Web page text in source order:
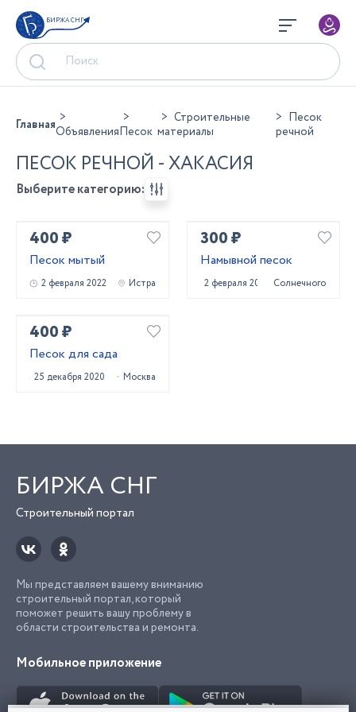
БИРЖА СНГ
ГлавнаяОбъявленияПесок
Строительные
материалы
Песок
речной
ПЕСОК РЕЧНОЙ - ХАКАСИЯ
Выберите категорию:
400 ₽
Песок мытый
2 февраля 2022 Истра
300 ₽
Намывной песок
2 февраля 2022 Солнечногорск
400 ₽
Песок для сада
25 декабря 2020 Москва
БИРЖА СНГ
Строительный портал
Мы представляем вашему вниманию
строительный портал, который
поможет решить вашу проблему в
области строительства и ремонта.
Мобильное приложение